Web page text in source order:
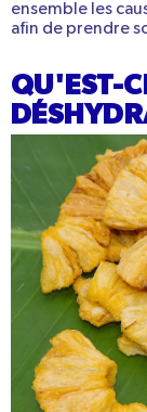
ensemble les
afin de prendre
QU'EST-